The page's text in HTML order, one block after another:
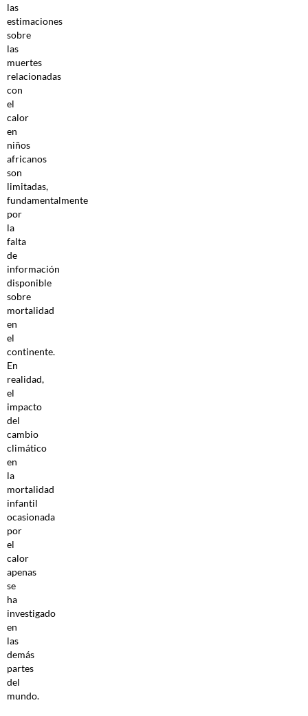
las
estimaciones
sobre
las
muertes
relacionadas
con
el
calor
en
niños
africanos
son
limitadas,
fundamentalmente
por
la
falta
de
información
disponible
sobre
mortalidad
en
el
continente.
En
realidad,
el
impacto
del
cambio
climático
en
la
mortalidad
infantil
ocasionada
por
el
calor
apenas
se
ha
investigado
en
las
demás
partes
del
mundo.